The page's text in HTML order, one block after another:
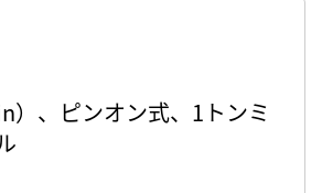
）、ピンオン式、1トンミ